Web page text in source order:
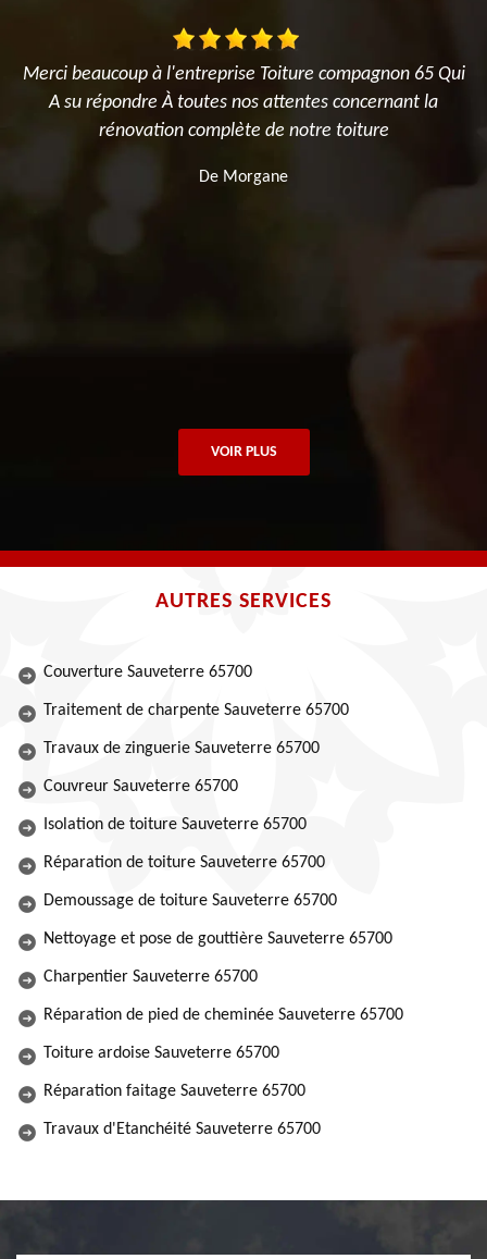
Merci beaucoup à l'entreprise Toiture compagnon 65 Qui
A su répondre À toutes nos attentes concernant la
rénovation complète de notre toiture
De Morgane
VOIR PLUS
AUTRES SERVICES
Couverture Sauveterre 65700
Traitement de charpente Sauveterre 65700
Travaux de zinguerie Sauveterre 65700
Couvreur Sauveterre 65700
Isolation de toiture Sauveterre 65700
Réparation de toiture Sauveterre 65700
Demoussage de toiture Sauveterre 65700
Nettoyage et pose de gouttière Sauveterre 65700
Charpentier Sauveterre 65700
Réparation de pied de cheminée Sauveterre 65700
Toiture ardoise Sauveterre 65700
Réparation faitage Sauveterre 65700
Travaux d'Etanchéité Sauveterre 65700